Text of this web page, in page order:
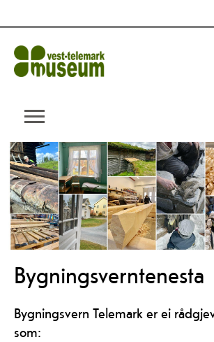
Bygningsverntenesta
Bygningsvern Telemark er ei
som: